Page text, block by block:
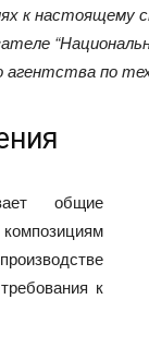
кнастоящему
“
агентства по
общие
к